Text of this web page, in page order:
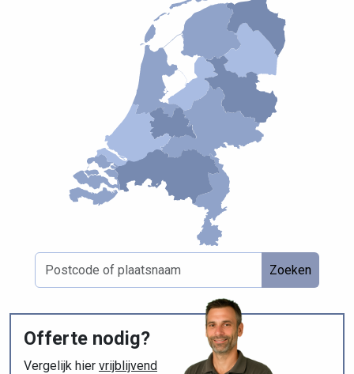
Zoeken
Offerte nodig?
Vergelijk hier vrijblijvend